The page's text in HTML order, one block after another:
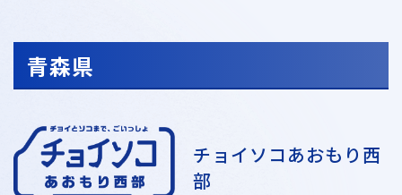
青森県
チョイソコあおもり西
部